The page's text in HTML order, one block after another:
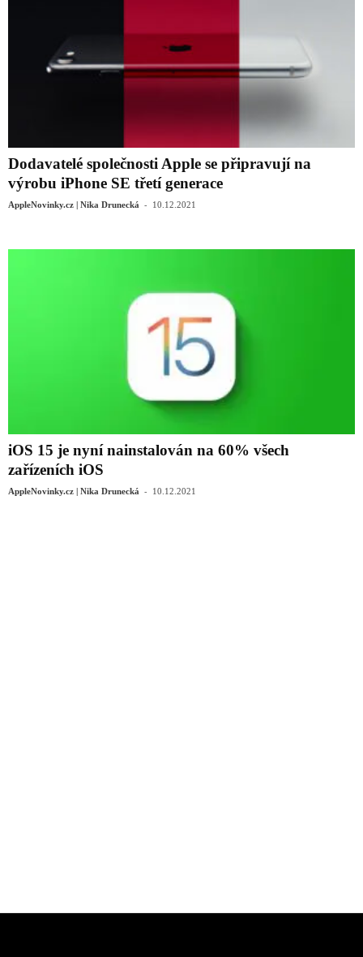
Dodavatelé společnosti Apple se připravují na
výrobu iPhone SE třetí generace
AppleNovinky.cz | Nika Drunecká - 10.12.2021
iOS 15 je nyní nainstalován na 60% všech
zařízeních iOS
AppleNovinky.cz | Nika Drunecká - 10.12.2021